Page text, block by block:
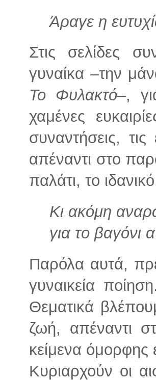
Άραγε η
Στις σελίδες
γυναίκα –την
Το Φυλακτό–,
χαμένες
συναντήσεις,
απέναντι στο
παλάτι, το
Κι ακόμη
για το βαγόνι
Παρόλα αυτά,
γυναικεία
Θεματικά
ζωή, απέναντι
κείμενα όμορφης
Κυριαρχούν οι